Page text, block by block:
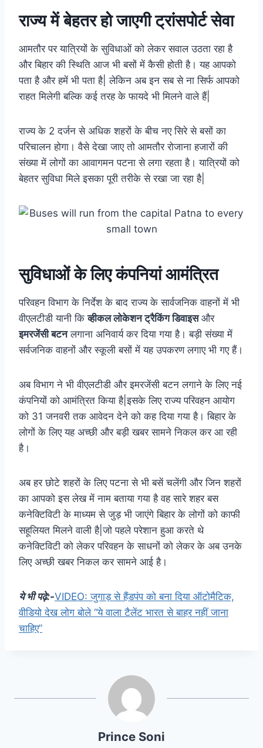
राज्य में बेहतर हो जाएगी ट्रांसपोर्ट सेवा
आमतौर पर यात्रियों के सुविधाओं को लेकर सवाल उठता रहा है
और बिहार की स्थिति आज भी बसों में कैसी होती है। यह आपको
पता है और हमें भी पता है| लेकिन अब इन सब से ना सिर्फ आपको
राहत मिलेगी बल्कि कई तरह के फायदे भी मिलने वाले हैं|
राज्य के 2 दर्जन से अधिक शहरों के बीच नए सिरे से बसों का
परिचालन होगा। वैसे देखा जाए तो आमतौर रोजाना हजारों की
संख्या में लोगों का आवागमन पटना से लगा रहता है। यात्रियों को
बेहतर सुविधा मिले इसका पूरी तरीके से रखा जा रहा है|
सुविधाओं के लिए कंपनियां आमंत्रित
परिवहन विभाग के निर्देश के बाद राज्य के सार्वजनिक वाहनों में भी
वीएलटीडी यानी किव्हीकललोकेशन ट्रैकिंग डिवाइसऔर
इमरजेंसी बटनलगाना अनिवार्य कर दिया गया है। बड़ी संख्या में
सर्वजनिक वाहनों और स्कूली बसों में यह उपकरण लगाए भी गए हैं।
अब विभाग ने भी वीएलटीडी और इमरजेंसी बटन लगाने के लिए नई
कंपनियों को आमंत्रित किया है|इसके लिए राज्य परिवहन आयोग
को 31 जनवरी तक आवेदन देने को कह दिया गया है। बिहार के
लोगों के लिए यह अच्छी और बड़ी खबर सामने निकल कर आ रही
है।
अब हर छोटे शहरों के लिए पटना से भी बसें चलेंगी और जिन शहरों
का आपको इस लेख में नाम बताया गया है वह सारे शहर बस
कनेक्टिविटी के माध्यम से जुड़ भी जाएंगे बिहार के लोगों को काफी
सहूलियत मिलने वाली है|जो पहले परेशान हुआ करते थे
कनेक्टिविटी को लेकर परिवहन के साधनों को लेकर के अब उनके
लिए अच्छी खबर निकल कर सामने आई है।
ये भी पढ़े:-VIDEO: जुगाड़ से हैंडपंप को बना दिया ऑटोमैटिक,
वीडियो देख लोग बोले “ये वाला टैलेंट भारत से बाहर नहीं जाना
चाहिए”
Prince Soni